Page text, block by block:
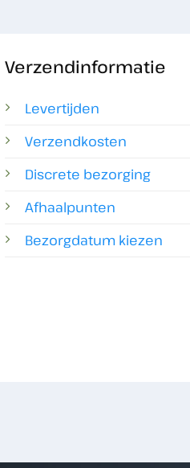
Verzendinformatie
Levertijden
Verzendkosten
Discrete bezorging
Afhaalpunten
Bezorgdatum kiezen